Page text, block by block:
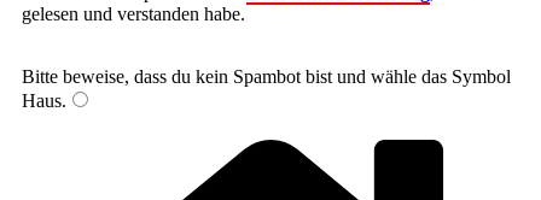
gelesen und verstanden habe.
Bitte beweise, dass du kein Spambot bist und wähle das Symbol
Haus.